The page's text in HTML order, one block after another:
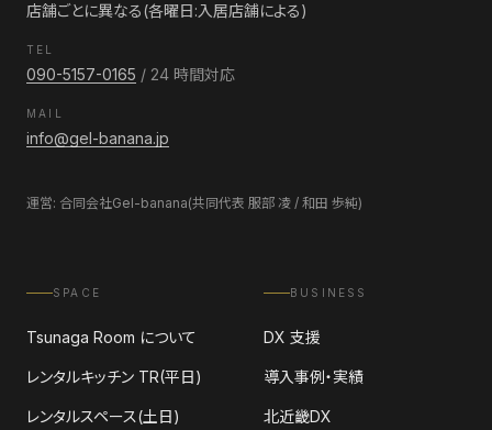
店舗ごとに異なる(各曜日:入居店舗による)
TEL
090-5157-0165 / 24 時間対応
MAIL
info@gel-banana.jp
運営: 合同会社Gel-banana(共同代表 服部 凌 / 和田 歩純)
SPACE
Tsunaga Room について
レンタルキッチン TR(平日)
レンタルスペース(土日)
BUSINESS
DX 支援
導入事例・実績
北近畿DX